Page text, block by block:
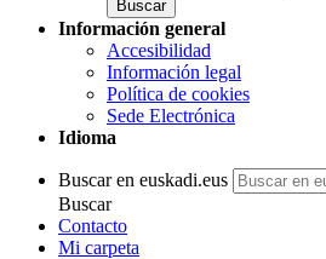
Información general
Accesibilidad
Información legal
Política de cookies
Sede Electrónica
Idioma
Buscar en euskadi.eus
Buscar
Contacto
Mi carpeta